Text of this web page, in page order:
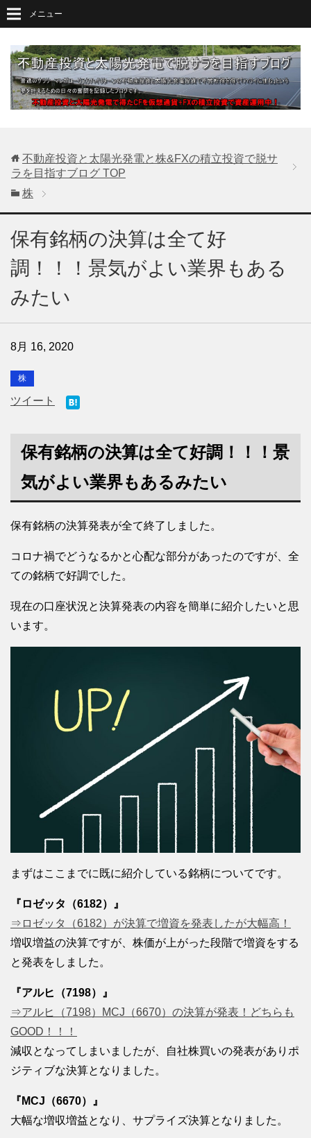
メニュー
不動産投資と太陽光発電と株&FXの積立投資で脱サ
ラを目指すブログ TOP
株
保有銘柄の決算は全て好
調！！！景気がよい業界もある
みたい
8月 16, 2020
株
ツイート
保有銘柄の決算は全て好調！！！景
気がよい業界もあるみたい
保有銘柄の決算発表が全て終了しました。
コロナ禍でどうなるかと心配な部分があったのですが、全
ての銘柄で好調でした。
現在の口座状況と決算発表の内容を簡単に紹介したいと思
います。
まずはここまでに既に紹介している銘柄についてです。
『ロゼッタ（6182）』
⇒ロゼッタ（6182）が決算で増資を発表したが大幅高！
増収増益の決算ですが、株価が上がった段階で増資をする
と発表をしました。
『アルヒ（7198）』
⇒アルヒ（7198）MCJ（6670）の決算が発表！どちらも
GOOD！！！
減収となってしまいましたが、自社株買いの発表がありポ
ジティブな決算となりました。
『MCJ（6670）』
大幅な増収増益となり、サプライズ決算となりました。